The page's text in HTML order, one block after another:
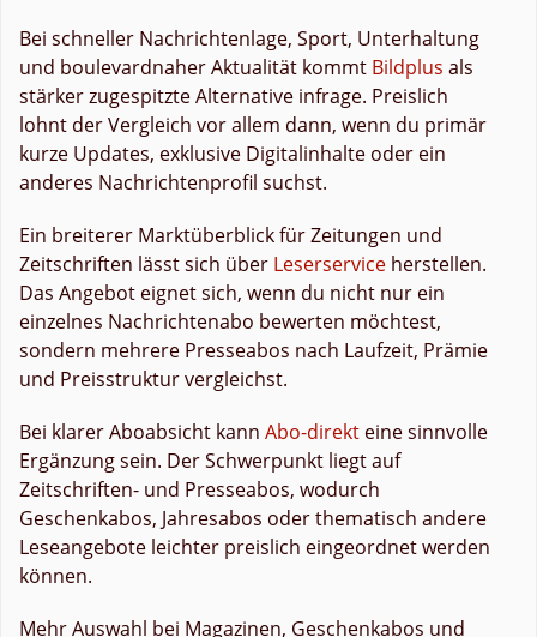
Bei schneller Nachrichtenlage, Sport, Unterhaltung
und boulevardnaher Aktualität kommt Bildplus als
stärker zugespitzte Alternative infrage. Preislich
lohnt der Vergleich vor allem dann, wenn du primär
kurze Updates, exklusive Digitalinhalte oder ein
anderes Nachrichtenprofil suchst.
Ein breiterer Marktüberblick für Zeitungen und
Zeitschriften lässt sich über Leserservice herstellen.
Das Angebot eignet sich, wenn du nicht nur ein
einzelnes Nachrichtenabo bewerten möchtest,
sondern mehrere Presseabos nach Laufzeit, Prämie
und Preisstruktur vergleichst.
Bei klarer Aboabsicht kann Abo-direkt eine sinnvolle
Ergänzung sein. Der Schwerpunkt liegt auf
Zeitschriften- und Presseabos, wodurch
Geschenkabos, Jahresabos oder thematisch andere
Leseangebote leichter preislich eingeordnet werden
können.
Mehr Auswahl bei Magazinen, Geschenkabos und